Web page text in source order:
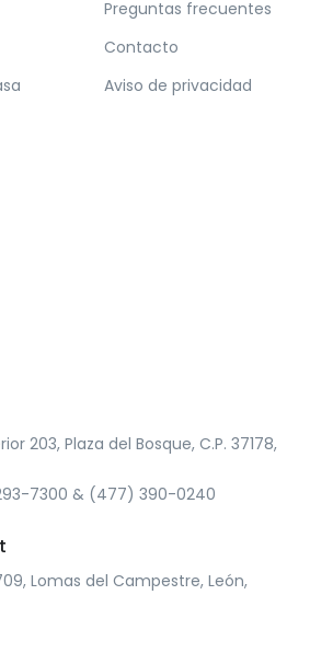
Preguntas frecuentes
Contacto
Aviso de privacidad
203, Plaza del Bosque, C.P. 37178,
7300 & (477) 390-0240
Lomas del Campestre, León,